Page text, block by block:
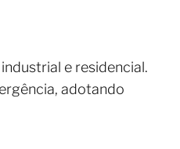
e residencial.
adotando